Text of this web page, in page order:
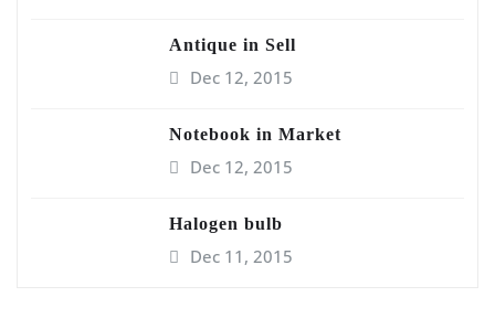
Antique in Sell
Dec 12, 2015
Notebook in Market
Dec 12, 2015
Halogen bulb
Dec 11, 2015